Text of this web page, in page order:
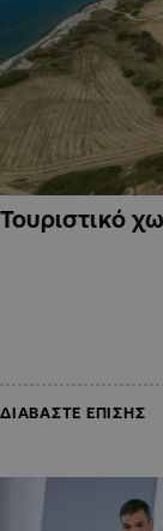
Τουριστικό
ΔΙΑΒΑΣΤΕ ΕΠΙΣΗΣ